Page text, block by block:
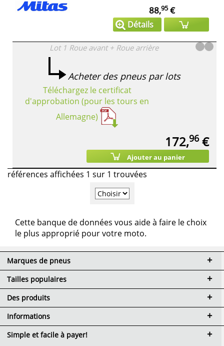
88,95€
Détails
Lot 1 Roue avant + Roue arrière
Acheter des pneus par lots
Téléchargez le certificat
d'approbation (pour les tours en
Allemagne)
172,96€
Ajouter au panier
références affichées 1 sur 1 trouvées
Cette banque de données vous aide à faire le choix
le plus approprié pour votre moto.
Marques de pneus
Tailles populaires
Des produits
Informations
Simple et facile à payer!